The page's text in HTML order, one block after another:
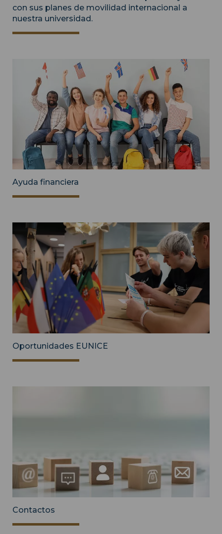
con sus planes de movilidad internacional a
nuestra universidad.
Ayuda financiera
Oportunidades EUNICE
Contactos